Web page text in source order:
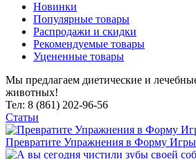
Новинки
Популярные товары
Распродажи и скидки
Рекомендуемые товары
Уцененные товары
Мы предлагаем диетические и
животных!
Тел: 8 (861) 202-96-56
Статьи
Превратите Упражнения в Форму Игры